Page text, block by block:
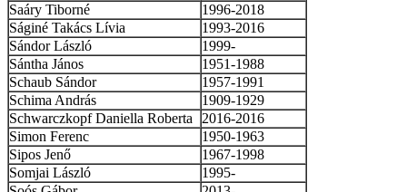
Saáry Tiborné
1996-2018
Ságiné Takács Lívia
1993-2016
Sándor László
1999-
Sántha János
1951-1988
Schaub Sándor
1957-1991
Schima András
1909-1929
Schwarczkopf Daniella Roberta
2016-2016
Simon Ferenc
1950-1963
Sipos Jenő
1967-1998
Somjai László
1995-